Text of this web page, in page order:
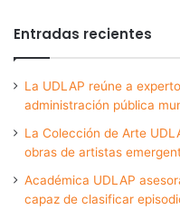
Entradas recientes
La UDLAP reúne a
administración pública
La Colección de Arte
obras de artistas
Académica UDLAP
capaz de clasificar